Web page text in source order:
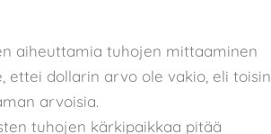
aiheuttamia tuhojen mittaaminen
ettei dollarin arvo ole vakio, eli toisin
arvoisia.
tuhojen kärkipaikkaa pitää